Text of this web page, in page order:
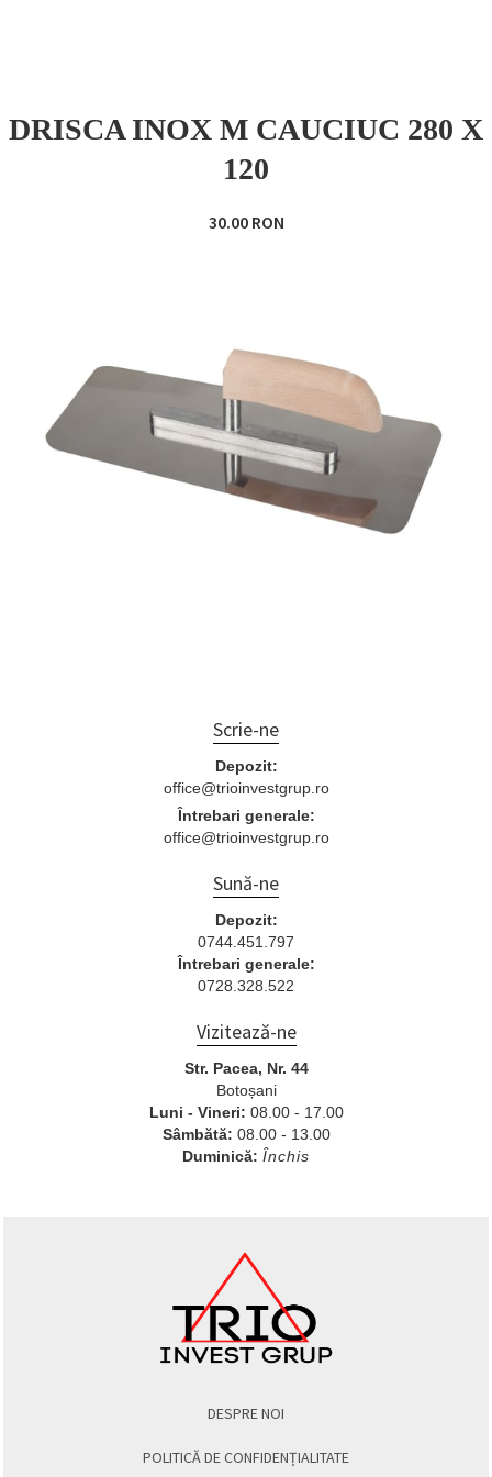
DRISCA INOX M CAUCIUC 280 X
120
30.00 RON
Scrie-ne
Depozit:
office@trioinvestgrup.ro
Întrebari generale:
office@trioinvestgrup.ro
Sună-ne
Depozit:
0744.451.797
Întrebari generale:
0728.328.522
Vizitează-ne
Str. Pacea, Nr. 44
Botoșani
Luni - Vineri: 08.00 - 17.00
Sâmbătă: 08.00 - 13.00
Duminică: Închis
DESPRE NOI
POLITICĂ DE CONFIDENȚIALITATE